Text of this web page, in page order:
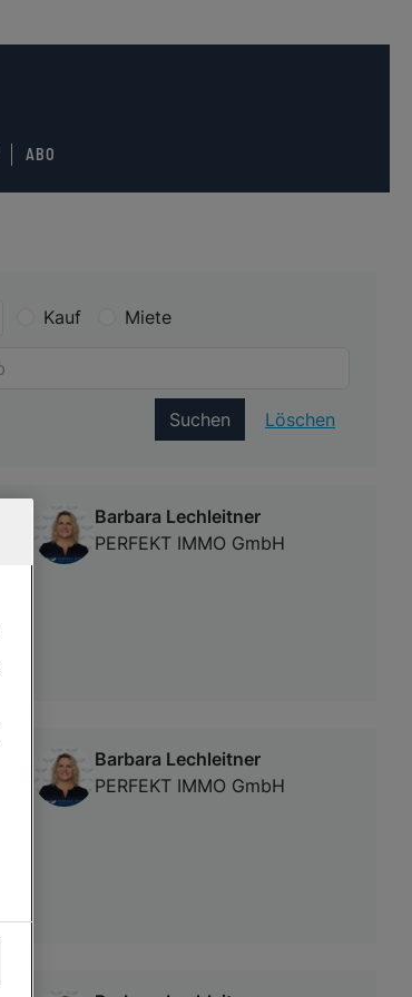
ABO
Kauf Miete
Suchen Löschen
Barbara Lechleitner
PERFEKT IMMO GmbH
Barbara Lechleitner
PERFEKT IMMO GmbH